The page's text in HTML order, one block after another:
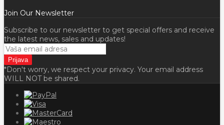
Join Our Newsletter
Subscribe to our newsletter to get special offers and receive
the latest news, sales and updates!
*Don't worry, we respect your privacy. Your email address
WILL NOT be shared.